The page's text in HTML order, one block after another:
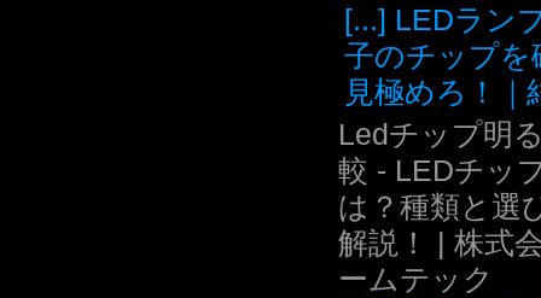
[...] LEDラン
子のチップを
見極めろ！｜
Ledチップ明
較 - LEDチッ
は？種類と選
解説！ | 株式
ームテック